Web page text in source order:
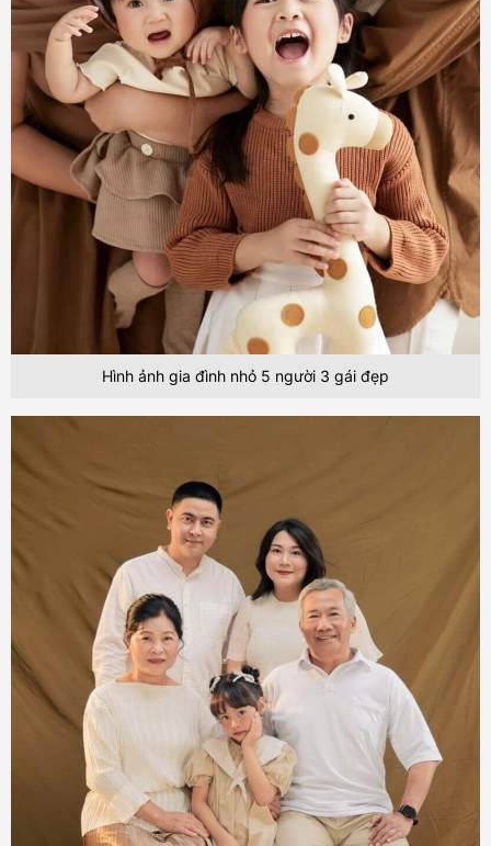
Hình ảnh gia đình nhỏ 5 người 3 gái đẹp